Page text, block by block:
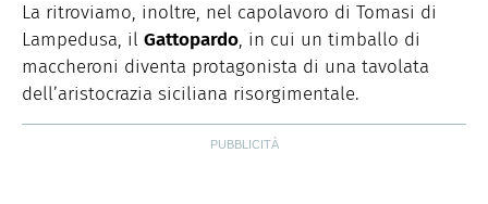
La ritroviamo, inoltre, nel capolavoro di Tomasi di
Lampedusa, il Gattopardo, in cui un timballo di
maccheroni diventa protagonista di una tavolata
dell’aristocrazia siciliana risorgimentale.